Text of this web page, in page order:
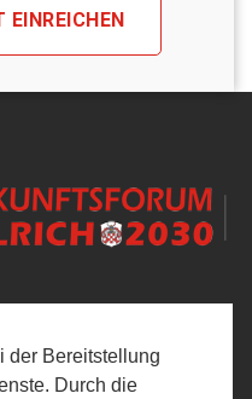
der Bereitstellung
Durch die